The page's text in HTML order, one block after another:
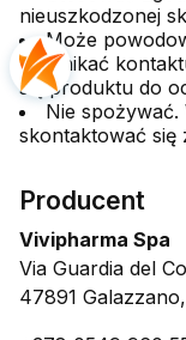
nieuszkodzonej
Może
Unikać
się produktu do
Nie spożywać.
skontaktować się
Producent
Vivipharma Spa
Via Guardia del
47891